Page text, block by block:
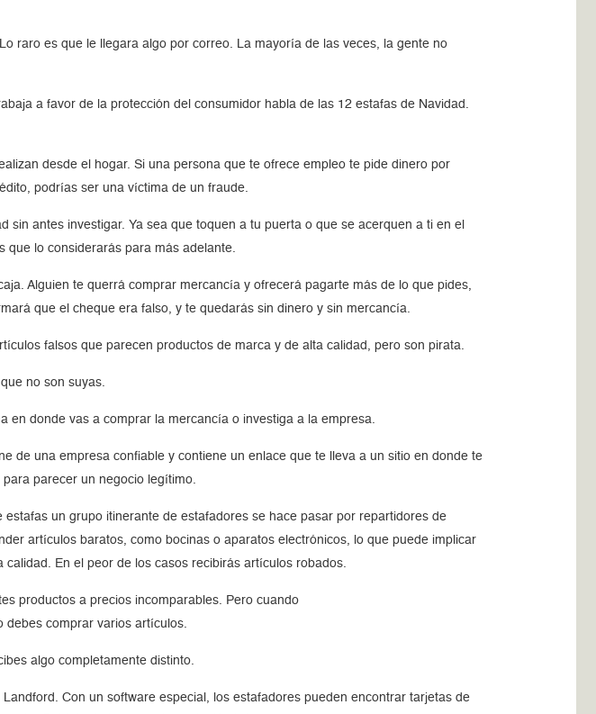
raro es que le llegara algo por correo. La mayoría de las veces, la gente no
a favor de la protección del consumidor habla de las 12 estafas de Navidad.
desde el hogar. Si una persona que te ofrece empleo te pide dinero por
podrías ser una víctima de un fraude.
sin antes investigar. Ya sea que toquen a tu puerta o que se acerquen a ti en el
que lo considerarás para más adelante.
Alguien te querrá comprar mercancía y ofrecerá pagarte más de lo que pides,
que el cheque era falso, y te quedarás sin dinero y sin mercancía.
falsos que parecen productos de marca y de alta calidad, pero son pirata.
no son suyas.
en donde vas a comprar la mercancía o investiga a la empresa.
de una empresa confiable y contiene un enlace que te lleva a un sitio en donde te
parecer un negocio legítimo.
estafas un grupo itinerante de estafadores se hace pasar por repartidores de
artículos baratos, como bocinas o aparatos electrónicos, lo que puede implicar
En el peor de los casos recibirás artículos robados.
productos a precios incomparables. Pero cuando
debes comprar varios artículos.
algo completamente distinto.
Con un software especial, los estafadores pueden encontrar tarjetas de